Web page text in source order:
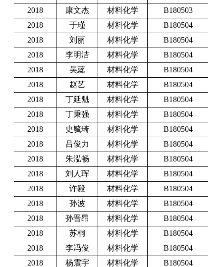
2018
康文杰 材料化学
B180503
2018
于瑾 材料化学
B180504
2018
刘丽 材料化学
B180504
2018
李明洁 材料化学
B180504
2018
吴蕊 材料化学
B180504
2018
赵艺 材料化学
B180504
2018
丁延魁 材料化学
B180504
2018
丁秉强 材料化学
B180504
2018
史毓琦 材料化学
B180504
2018
吕俊力 材料化学
B180504
2018
朱泓畅 材料化学
B180504
2018
刘人珲 材料化学
B180504
2018
许毅 材料化学
B180504
2018
孙波 材料化学
B180504
2018
孙晋昂 材料化学
B180504
2018
苏桐 材料化学
B180504
2018
李冯俊 材料化学
B180504
2018
杨震宇 材料化学
B180504